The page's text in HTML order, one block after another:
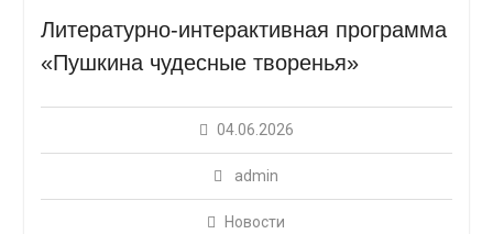
Литературно-интерактивная программа
«Пушкина чудесные творенья»
04.06.2026
admin
Новости